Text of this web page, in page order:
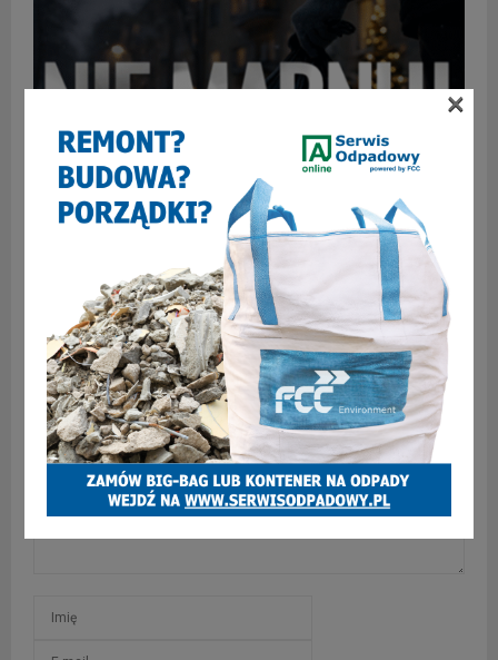
FCC Polska uruchamia świąteczną kampanię
społeczną „Nie marnuj w te Święta”
SKOMENTUJ
×